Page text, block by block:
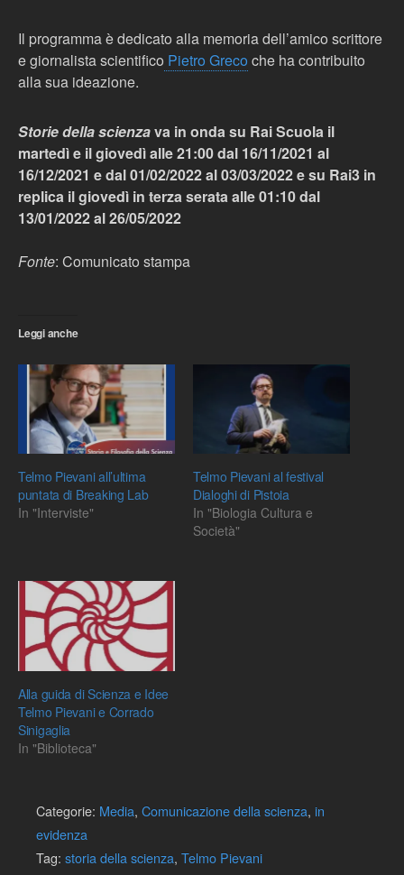
Il programma è dedicato alla memoria dell’amico scrittore
e giornalista scientifico Pietro Greco che ha contribuito
alla sua ideazione.
Storie della scienzava in onda su Rai Scuola il
martedì e il giovedì alle 21:00 dal 16/11/2021 al
16/12/2021 e dal 01/02/2022 al 03/03/2022 e su Rai3 in
replica il giovedì in terza serata alle 01:10 dal
13/01/2022 al 26/05/2022
Fonte: Comunicato stampa
Leggi anche
Telmo Pievani all’ultima
puntata di Breaking Lab
In "Interviste"
Telmo Pievani al festival
Dialoghi di Pistoia
In "Biologia Cultura e
Società"
Alla guida di Scienza e Idee
Telmo Pievani e Corrado
Sinigaglia
In "Biblioteca"
Categorie: Media, Comunicazione della scienza, in
evidenza
Tag: storia della scienza, Telmo Pievani